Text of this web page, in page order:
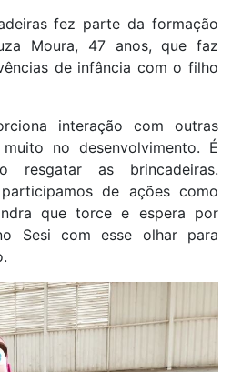
fez parte da formação
Moura, 47 anos, que faz
de infância com o filho
interação com outras
no desenvolvimento. É
resgatar as brincadeiras.
de ações como
que torce e espera por
Sesi com esse olhar para